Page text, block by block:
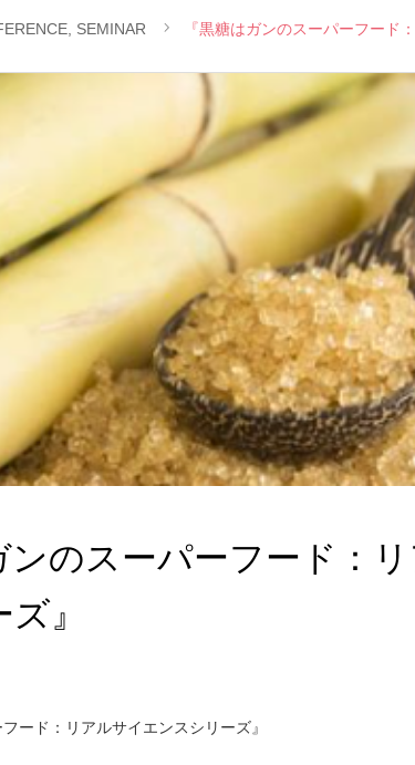
SEMINAR 『黒糖はガンのスーパーフード
ンのスーパーフード：
』
ード：リアルサイエンスシリーズ』